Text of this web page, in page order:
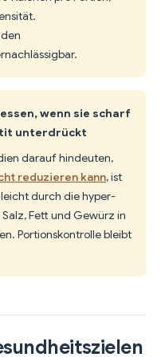
essen, wenn sie scharf
unterdrückt
darauf hindeuten,
reduzieren kann, ist
durch die hyper-
Fett und Gewürz in
Portionskontrolle bleibt